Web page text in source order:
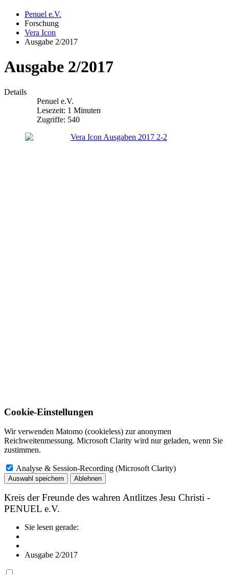
Penuel e.V.
Forschung
Vera Icon
Ausgabe 2/2017
Ausgabe 2/2017
Details
Penuel e.V.
Lesezeit: 1 Minuten
Zugriffe: 540
Cookie-Einstellungen
Wir verwenden Matomo (cookieless) zur anonymen
Reichweitenmessung. Microsoft Clarity wird nur geladen, wenn Sie
zustimmen.
Analyse & Session-Recording (Microsoft Clarity)
Auswahl speichern Ablehnen
Kreis der Freunde des wahren Antlitzes Jesu Christi -
PENUEL e.V.
Sie lesen gerade:
Ausgabe 2/2017